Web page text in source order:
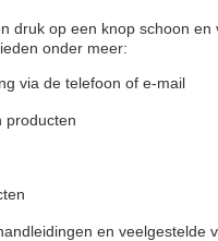
druk op een knop schoon
onder meer:
via de telefoon of e-mail
producten
en veelgestelde